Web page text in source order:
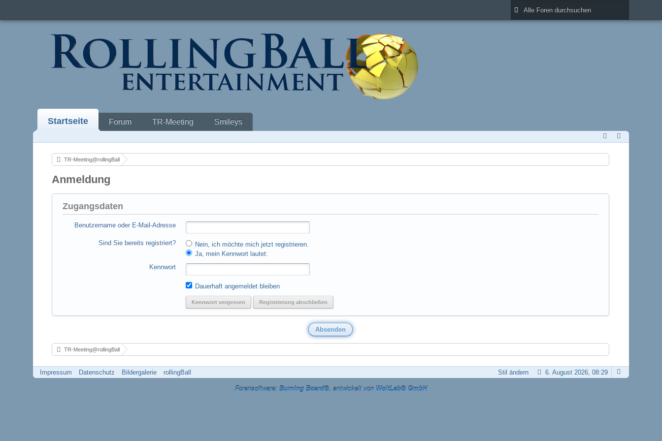
Startseite Forum TR-Meeting Smileys
TR-Meeting@rollingBall
Anmeldung
Zugangsdaten
Benutzername oder E-Mail-Adresse
Sind Sie bereits registriert?
Nein, ich möchte mich jetzt registrieren.
Ja, mein Kennwort lautet:
Kennwort
Dauerhaft angemeldet bleiben
Kennwort vergessen Registrierung abschließen
TR-Meeting@rollingBall
Impressum Datenschutz Bildergalerie rollingBall 6. August 2026, 08:29
Stil ändern
Forensoftware: Burning Board®, entwickelt von WoltLab® GmbH